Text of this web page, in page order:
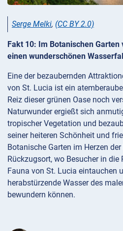
Serge Melki, (CC BY 2.0)
Fakt 10: Im Botanischen
einen wunderschönen Wasserfall
Eine der bezaubernden
von St. Lucia ist ein
Reiz dieser grünen Oase noch
Naturwunder ergießt sich
tropischer Vegetation und
seiner heiteren Schönheit und
Botanische Garten im Herzen
Rückzugsort, wo Besucher in die
Fauna von St. Lucia eintauchen
herabstürzende Wasser des
bewundern können.